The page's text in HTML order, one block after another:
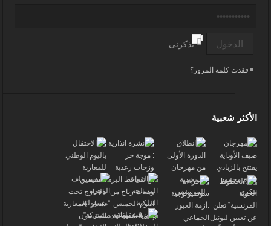
تذكرنى
فقدت كلمة المرور؟
الأكثر شعبية